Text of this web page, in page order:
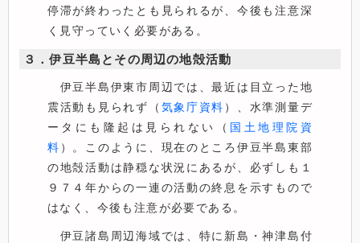
停滞が終わったとも見られるが、今後も注意深
く見守っていく必要がある。
３．伊豆半島とその周辺の地殻活動
伊豆半島伊東市周辺では、最近は目立った地
震活動も見られず（ 気象庁資料 ）、水準測量デ
ータにも隆起は見られない（ 国土地理院資
料 ）。このように、現在のところ伊豆半島東部
の地殻活動は静穏な状況にあるが、必ずしも１
９７４年からの一連の活動の終息を示すもので
はなく、今後も注意が必要である。
伊豆諸島周辺海域では、特に新島・神津島付